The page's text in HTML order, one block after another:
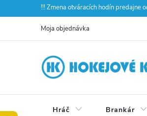
na
!!! Zmena otváracích hodín
Moja objednávka
Hráč Brankár